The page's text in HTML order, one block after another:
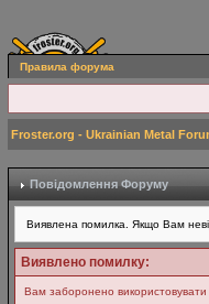
Правила форума
Froster.org - Ukrainian Metal
Повідомлення Форуму
Виявлена помилка. Якщо Вам
Виявлено помилку:
Вам заборонено